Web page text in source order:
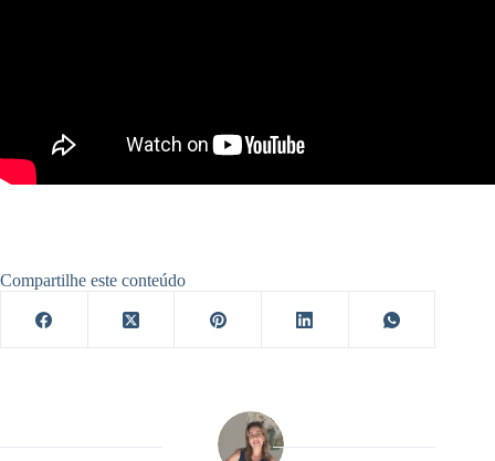
Compartilhe este conteúdo